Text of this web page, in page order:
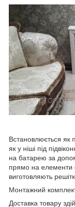
Встановлюється як
як у ніші під
на батарею за
прямо на елементи
виготовляють
Монтажний
Доставка товару